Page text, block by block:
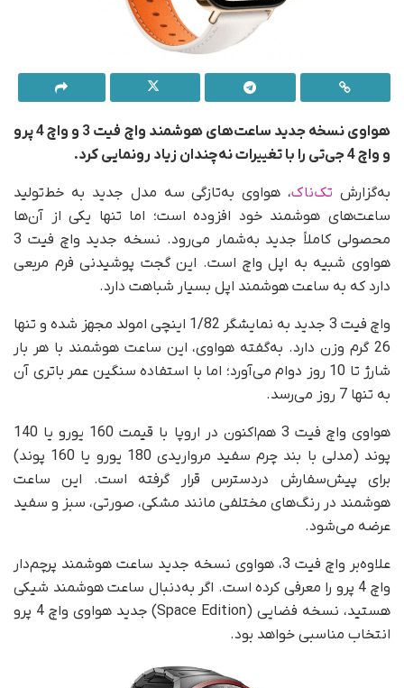
هواوی نسخه جدید ساعت‌های هوشمند واچ فیت 3 و واچ 4 پرو
و واچ 4 جی‌تی را با تغییرات نه‌چندان زیاد رونمایی کرد.
به‌گزارش تک‌ناک، هواوی به‌تازگی سه مدل جدید به خط‌تولید
ساعت‌های هوشمند خود افزوده است؛ اما تنها یکی از آن‌ها
محصولی کاملاً جدید به‌شمار می‌رود. نسخه جدید واچ فیت 3
هواوی شبیه به اپل واچ است. این گجت پوشیدنی فرم مربعی
دارد که به ساعت هوشمند اپل بسیار شباهت دارد.
واچ فیت 3 جدید به نمایشگر 1/82 اینچی امولد مجهز شده و تنها
26 گرم وزن دارد. به‌گفته هواوی، این ساعت هوشمند با هر بار
شارژ تا 10 روز دوام می‌آورد؛ اما با استفاده سنگین عمر باتری آن
به تنها 7 روز می‌رسد.
هواوی واچ فیت 3 هم‌اکنون در اروپا با قیمت 160 یورو یا 140
پوند (مدلی با بند چرم سفید مرواریدی 180 یورو یا 160 پوند)
برای پیش‌سفارش در‌دسترس قرار گرفته است. این ساعت
هوشمند در رنگ‌های مختلفی مانند مشکی، صورتی، سبز و سفید
عرضه می‌شود.
علاوه‌بر واچ فیت 3، هواوی نسخه جدید ساعت هوشمند پرچم‌دار
واچ 4 پرو را معرفی کرده است. اگر به‌دنبال ساعت هوشمند شیکی
هستید، نسخه فضایی (Space Edition) جدید هواوی واچ 4 پرو
انتخاب مناسبی خواهد بود.